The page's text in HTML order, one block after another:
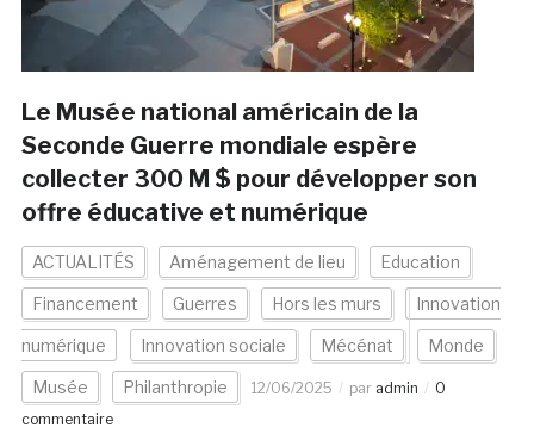
Le Musée national américain de la
Seconde Guerre mondiale espère
collecter 300 M $ pour développer son
offre éducative et numérique
ACTUALITÉS Aménagement de lieu Education
Financement Guerres Hors les murs Innovation
numérique Innovation sociale Mécénat Monde
Musée Philanthropie 12/06/2025 par admin
0
commentaire